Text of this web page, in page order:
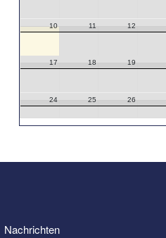
10 11 12
17 18 19
24 25 26
Nachrichten